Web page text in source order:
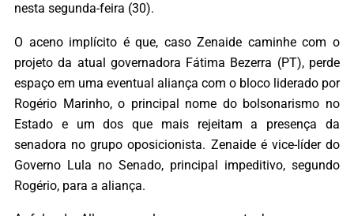
nesta segunda-feira (30).
O aceno implícito é que, caso Zenaide caminhe com o
projeto da atual governadora Fátima Bezerra (PT), perde
espaço em uma eventual aliança com o bloco liderado por
Rogério Marinho, o principal nome do bolsonarismo no
Estado e um dos que mais rejeitam a presença da
senadora no grupo oposicionista. Zenaide é vice-líder do
Governo Lula no Senado, principal impeditivo, segundo
Rogério, para a aliança.